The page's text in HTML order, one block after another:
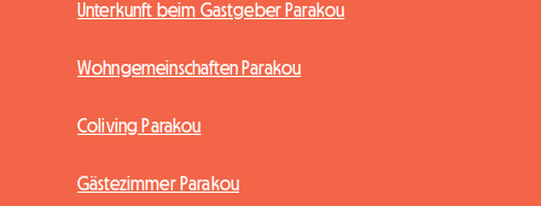
Unterkunft beim Gastgeber Parakou
Wohngemeinschaften Parakou
Coliving Parakou
Gästezimmer Parakou